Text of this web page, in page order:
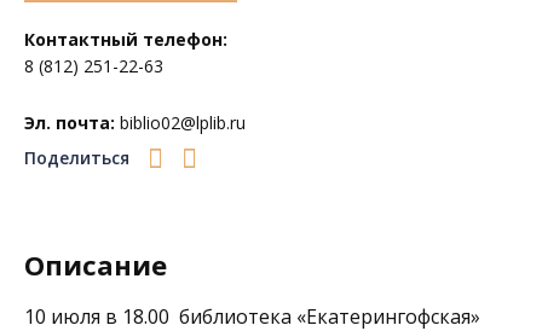
Контактный телефон:
8 (812) 251-22-63
Эл. почта: biblio02@lplib.ru
Поделиться
Описание
10 июля в 18.00 библиотека «Екатерингофская»